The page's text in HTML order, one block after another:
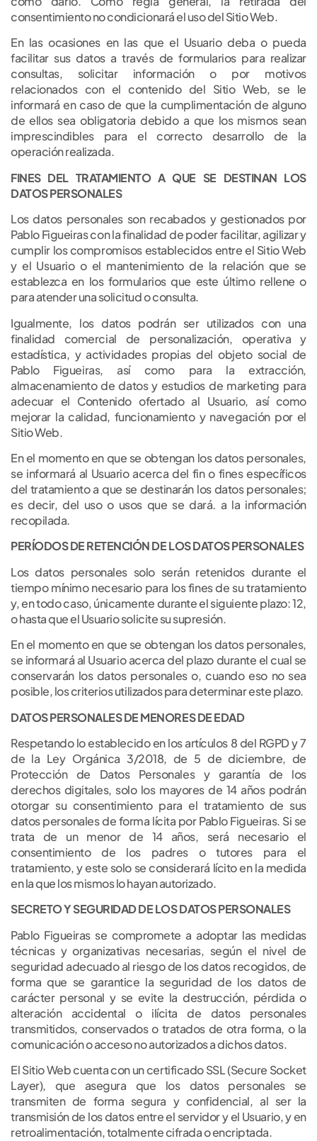
consentimiento no condicionará el uso del Sitio Web.
En las ocasiones en las que el Usuario deba o pueda
facilitar sus datos a través de formularios para realizar
consultas, solicitar información o por motivos
relacionados con el contenido del Sitio Web, se le
informará en caso de que la cumplimentación de alguno
de ellos sea obligatoria debido a que los mismos sean
imprescindibles para el correcto desarrollo de la
operación realizada.
FINES DEL TRATAMIENTO A QUE SE DESTINAN LOS
DATOS PERSONALES
Los datos personales son recabados y gestionados por
Pablo Figueiras con la finalidad de poder facilitar, agilizar y
cumplir los compromisos establecidos entre el Sitio Web
y el Usuario o el mantenimiento de la relación que se
establezca en los formularios que este último rellene o
para atender una solicitud o consulta.
Igualmente, los datos podrán ser utilizados con una
finalidad comercial de personalización, operativa y
estadística, y actividades propias del objeto social de
Pablo Figueiras, así como para la extracción,
almacenamiento de datos y estudios de marketing para
adecuar el Contenido ofertado al Usuario, así como
mejorar la calidad, funcionamiento y navegación por el
Sitio Web.
En el momento en que se obtengan los datos personales,
se informará al Usuario acerca del fin o fines específicos
del tratamiento a que se destinarán los datos personales;
es decir, del uso o usos que se dará. a la información
recopilada.
PERÍODOS DE RETENCIÓN DE LOS DATOS PERSONALES
Los datos personales solo serán retenidos durante el
tiempo mínimo necesario para los fines de su tratamiento
y, en todo caso, únicamente durante el siguiente plazo: 12,
o hasta que el Usuario solicite su supresión.
En el momento en que se obtengan los datos personales,
se informará al Usuario acerca del plazo durante el cual se
conservarán los datos personales o, cuando eso no sea
posible, los criterios utilizados para determinar este plazo.
DATOS PERSONALES DE MENORES DE EDAD
Respetando lo establecido en los artículos 8 del RGPD y 7
de la Ley Orgánica 3/2018, de 5 de diciembre, de
Protección de Datos Personales y garantía de los
derechos digitales, solo los mayores de 14 años podrán
otorgar su consentimiento para el tratamiento de sus
datos personales de forma lícita por Pablo Figueiras. Si se
trata de un menor de 14 años, será necesario el
consentimiento de los padres o tutores para el
tratamiento, y este solo se considerará lícito en la medida
en la que los mismos lo hayan autorizado.
SECRETO Y SEGURIDAD DE LOS DATOS PERSONALES
Pablo Figueiras se compromete a adoptar las medidas
técnicas y organizativas necesarias, según el nivel de
seguridad adecuado al riesgo de los datos recogidos, de
forma que se garantice la seguridad de los datos de
carácter personal y se evite la destrucción, pérdida o
alteración accidental o ilícita de datos personales
transmitidos, conservados o tratados de otra forma, o la
comunicación o acceso no autorizados a dichos datos.
El Sitio Web cuenta con un certificado SSL (Secure Socket
Layer), que asegura que los datos personales se
transmiten de forma segura y confidencial, al ser la
transmisión de los datos entre el servidor y el Usuario, y en
retroalimentación, totalmente cifrada o encriptada.